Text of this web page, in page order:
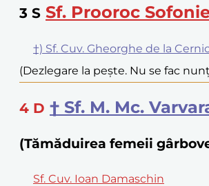
3 S Sf. Prooroc
†) Sf. Cuv. Gheorghe de la
(Dezlegare la pește. Nu se fac
4 D † Sf. M. Mc.
(Tămăduirea femeii
Sf. Cuv. Ioan Damaschin